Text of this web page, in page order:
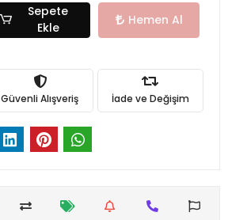
Sepete
Ekle
Hemen Al
Güvenli Alışveriş İade ve Değişim